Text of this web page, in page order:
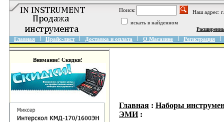
Поиск:
Наш адрес:
искать в найденном
Главная Прайс-лист Доставка и оплата О Магазине Регистрация
Внимание! Скидки!
Главная : Наборы
ЭМИ: